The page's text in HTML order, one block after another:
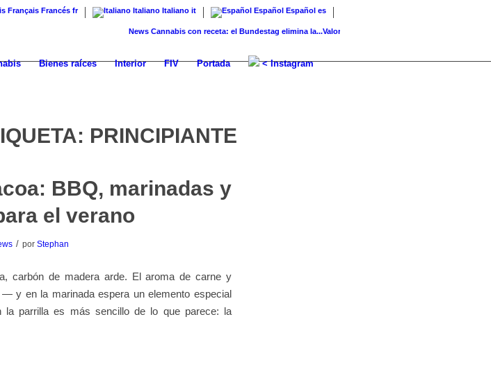
Français Francés fr Italiano Italiano it Español Español es
Cannabis con receta: el Bundestag elimina la...Valor del suelo de referencia vs. valor...
Bienes raíces Interior FIV Portada < Instagram
PRINCIPIANTE
BBQ, marinadas y
el verano
/ por Stephan
carbón de madera arde. El aroma de carne y
y en la marinada espera un elemento especial
parrilla es más sencillo de lo que parece: la